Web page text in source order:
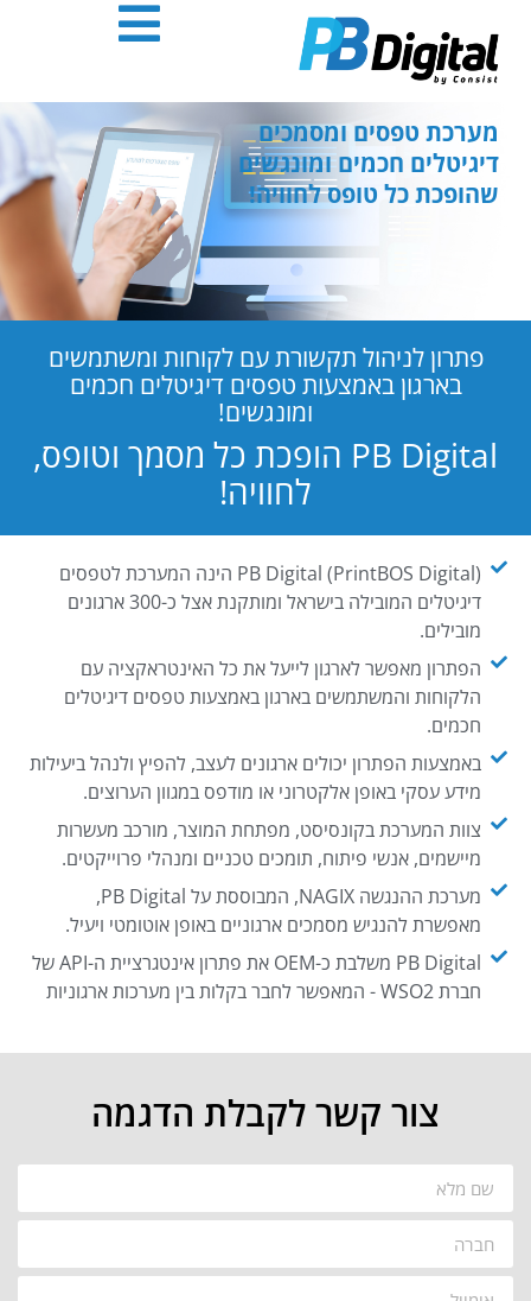
אנטר
מערכת טפסים ומסמכים
דיגיטלים חכמים ומונגשים
שהופכת כל טופס לחוויה!
פתרון לניהול תקשורת עם לקוחות ומשתמשים
בארגון באמצעות טפסים דיגיטלים חכמים
ומונגשים!
PB Digital הופכת כל מסמך וטופס,
לחוויה!
PB Digital (PrintBOS Digital) הינה המערכת לטפסים
דיגיטלים המובילה בישראל ומותקנת אצל כ-300 ארגונים
מובילים.
הפתרון מאפשר לארגון לייעל את כל האינטראקציה עם
הלקוחות והמשתמשים בארגון באמצעות טפסים דיגיטלים
חכמים.
באמצעות הפתרון יכולים ארגונים לעצב, להפיץ ולנהל ביעילות
מידע עסקי באופן אלקטרוני או מודפס במגוון הערוצים.
צוות המערכת בקונסיסט, מפתחת המוצר, מורכב מעשרות
מיישמים, אנשי פיתוח, תומכים טכניים ומנהלי פרוייקטים.
מערכת ההנגשה NAGIX, המבוססת על PB Digital,
מאפשרת להנגיש מסמכים ארגוניים באופן אוטומטי ויעיל.
PB Digital משלבת כ-OEM את פתרון אינטגרציית ה-API של
חברת WSO2 - המאפשר לחבר בקלות בין מערכות ארגוניות
צור קשר לקבלת הדגמה